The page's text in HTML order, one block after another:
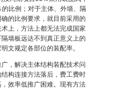
比例；对于主体、外墙、隔
的比例要求，就目前采用的
上，方法上都无法完成国家
墙板远达不到真正意义上的
文规定各部位的装配率。
，解决主体结构装配技术问
构连接方法落后，费工费时
效率低推广困难。现有方法